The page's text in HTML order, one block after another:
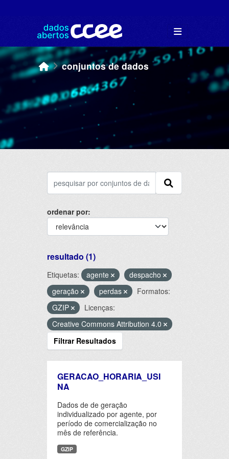
conjuntos de dados
ordenar por
resultado (1)
Etiquetas: agente
despacho
geração
perdas
Formatos:
GZIP
Licenças:
Creative Commons Attribution 4.0
Filtrar Resultados
GERACAO_HORARIA_USI
NA
Dados de de geração
individualizado por agente, por
período de comercialização no
mês de referência.
GZIP